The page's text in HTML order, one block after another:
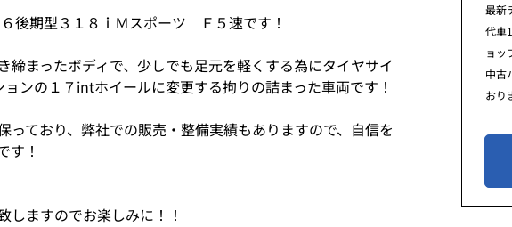
後期型３１８ｉＭスポーツ Ｆ５速です！
締まったボディで、少しでも足元を軽くする為にタイヤサイ
ンの１７intホイールに変更する拘りの詰まった車両です！
っており、弊社での販売・整備実績もありますので、自信を
す！
しますのでお楽しみに！！
最新
代車
ョッ
中古
おり